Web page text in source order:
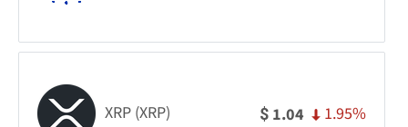
XRP (XRP) $ 1.04 1.95%